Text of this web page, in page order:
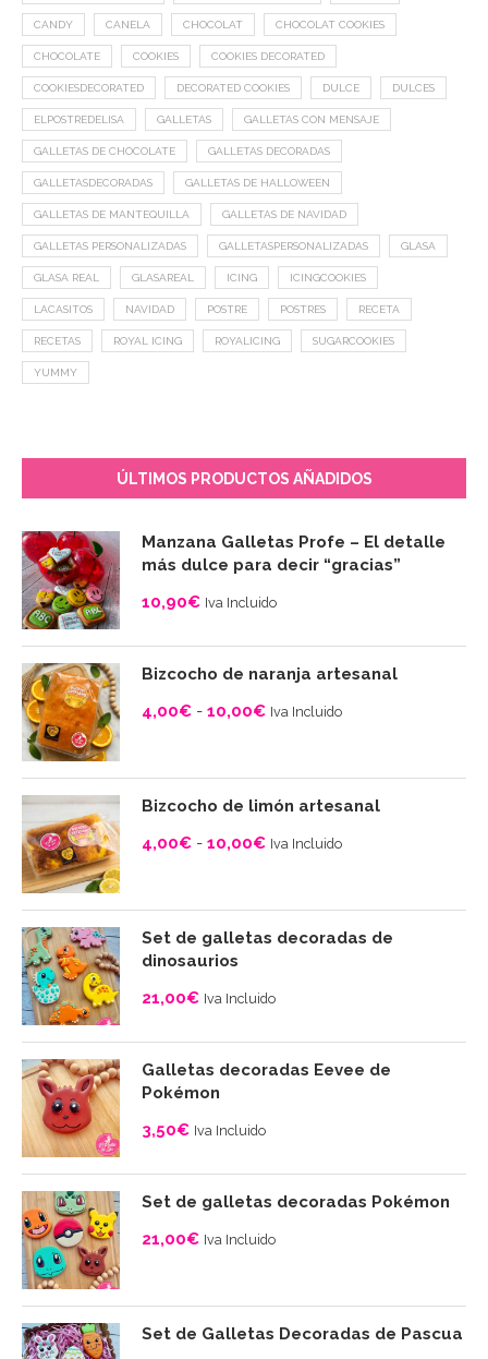
CANDY CANELA CHOCOLAT CHOCOLAT COOKIES
CHOCOLATE COOKIES COOKIES DECORATED
COOKIESDECORATED DECORATED COOKIES DULCE DULCES
ELPOSTREDELISA GALLETAS GALLETAS CON MENSAJE
GALLETAS DE CHOCOLATE GALLETAS DECORADAS
GALLETASDECORADAS GALLETAS DE HALLOWEEN
GALLETAS DE MANTEQUILLA GALLETAS DE NAVIDAD
GALLETAS PERSONALIZADAS GALLETASPERSONALIZADAS GLASA
GLASA REAL GLASAREAL ICING ICINGCOOKIES
LACASITOS NAVIDAD POSTRE POSTRES RECETA
RECETAS ROYAL ICING ROYALICING SUGARCOOKIES
YUMMY
ÚLTIMOS PRODUCTOS AÑADIDOS
Manzana Galletas Profe – El detalle
más dulce para decir “gracias”
10,90€ Iva Incluido
Bizcocho de naranja artesanal
4,00€ - 10,00€
Rango
de
precios:
desde
4,00€
hasta
Iva Incluido
Bizcocho de limón artesanal
4,00€ - 10,00€
Rango
de
precios:
desde
4,00€
hasta
Iva Incluido
Set de galletas decoradas de
dinosaurios
21,00€ Iva Incluido
Galletas decoradas Eevee de
Pokémon
3,50€ Iva Incluido
Set de galletas decoradas Pokémon
21,00€ Iva Incluido
Set de Galletas Decoradas de Pascua